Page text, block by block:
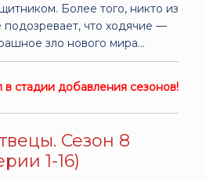
Более того, никто из
что ходячие —
зло нового мира...
добавления сезонов!
Сезон 8
1-16)